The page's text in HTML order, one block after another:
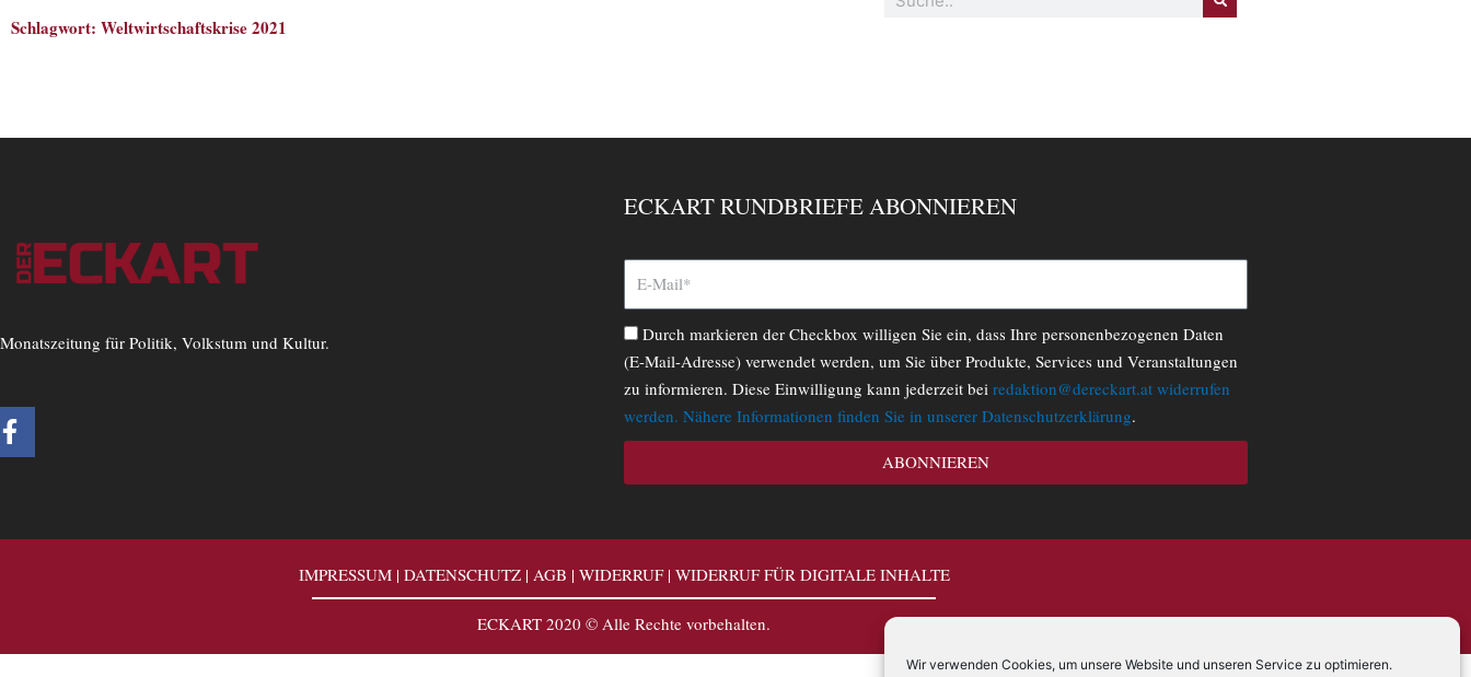
Wir verwenden Cookies, um unsere Website und unseren Service zu optimieren.
Schlagwort: Weltwirtschaftskrise 2021
Monatszeitung für Politik, Volkstum und Kultur.
F
a
c
o
ECKART RUNDBRIEFE ABONNIEREN
Durch markieren der Checkbox willigen Sie ein, dass Ihre personenbezogenen Daten
(E-Mail-Adresse) verwendet werden, um Sie über Produkte, Services und Veranstaltungen
zu informieren. Diese Einwilligung kann jederzeit bei redaktion@dereckart.at widerrufen
werden. Nähere Informationen finden Sie in unserer Datenschutzerklärung.
ABONNIEREN
IMPRESSUM| DATENSCHUTZ| AGB | WIDERRUF| WIDERRUF FÜR DIGITALE INHALTE
ECKART 2020 © Alle Rechte vorbehalten.